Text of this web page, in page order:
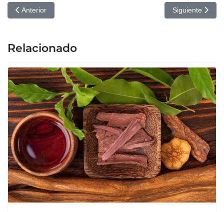
Artículo anterior: Misteri d’Elx: un patrimonio teatral único de la
Anterior Artículo
Siguiente
Relacionado